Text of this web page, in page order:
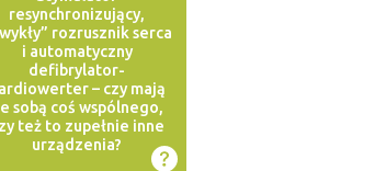
resynchronizujący,
rozrusznik serca
i automatyczny
defibrylator-
– czy mają
sobą coś wspólnego,
też to zupełnie inne
urządzenia?